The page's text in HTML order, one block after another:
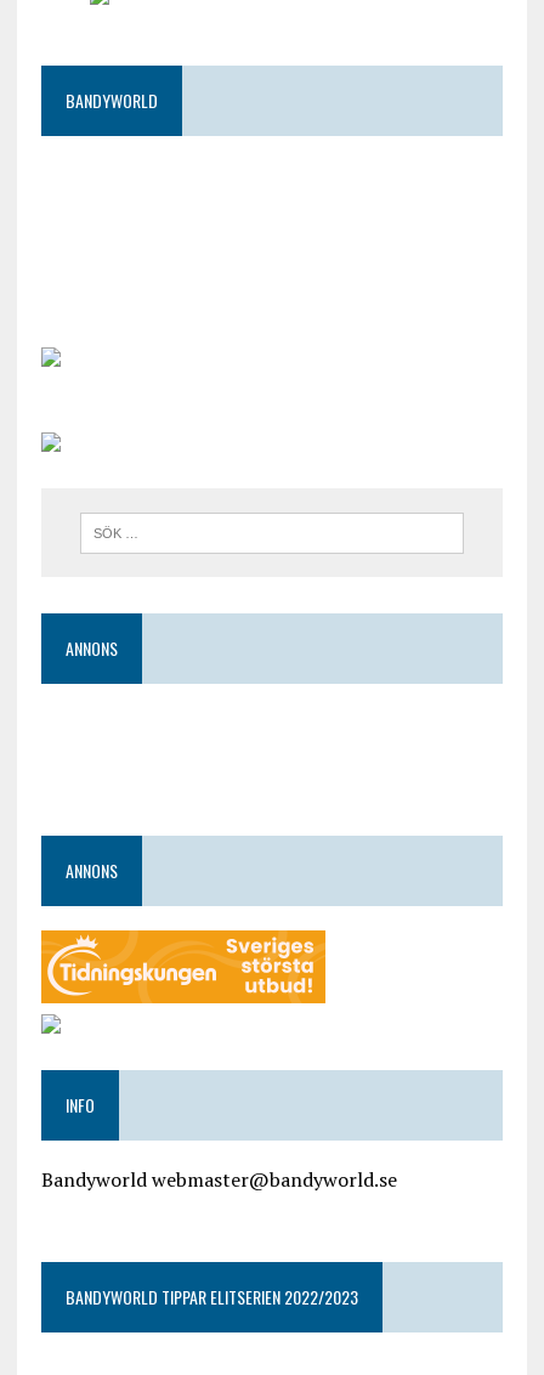
BANDYWORLD
ANNONS
ANNONS
INFO
Bandyworld webmaster@bandyworld.se
BANDYWORLD TIPPAR ELITSERIEN 2022/2023